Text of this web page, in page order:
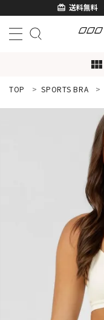
card_giftcard 送料無料
view_module
ACCOUNT MENU
ようこそ ゲスト 様
アイテムから探す
カラーから探す
INFORMATIOM
TOP SPORTS BRA